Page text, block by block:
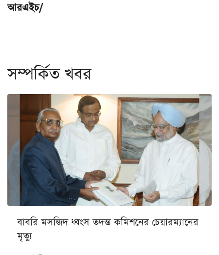
আরএইচ/
সম্পর্কিত খবর
বাবরি মসজিদ ধ্বংস তদন্ত কমিশনের চেয়ারম্যানের
মৃত্যু